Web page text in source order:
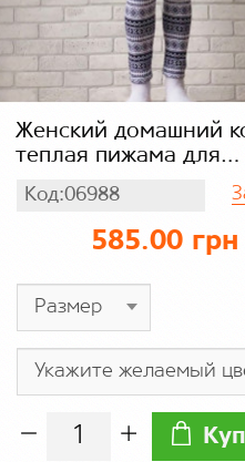
Женский домашний
теплая пижама для
женщин, нательное
хорошего качества,
орнамент
Код:06988
585.00 грн